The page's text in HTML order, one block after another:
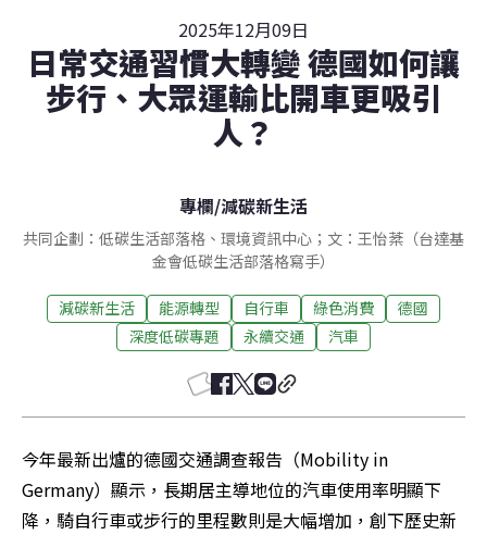
2025年12月09日
日常交通習慣大轉變 德國如何讓
步行、大眾運輸比開車更吸引
人？
專欄/減碳新生活
共同企劃：低碳生活部落格、環境資訊中心；文：王怡棻（台達基
金會低碳生活部落格寫手）
減碳新生活 能源轉型 自行車 綠色消費
德國
深度低碳專題
永續交通 汽車
今年最新出爐的德國交通調查報告（Mobility in
Germany）顯示，長期居主導地位的汽車使用率明顯下
降，騎自行車或步行的里程數則是大幅增加，創下歷史新